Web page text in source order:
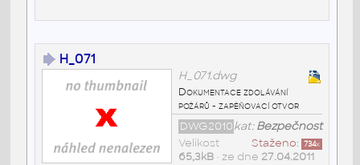
H_071
H_071.dwg
Dokumentace zdolávání
požárů - zapěňovací otvor
kat:Bezpečnost
DWG2010
Staženo: 734x
Velikost
65,3kB• ze dne 27.04.2011